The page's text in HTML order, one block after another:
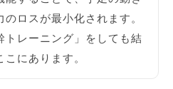
ロスが最小化されます。
トレーニング」をしても結
にあります。